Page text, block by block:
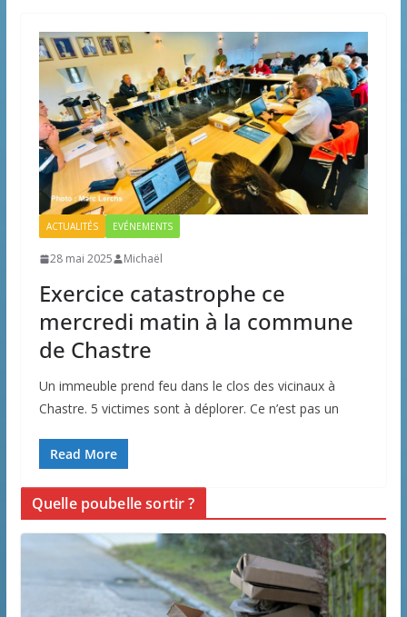
ACTUALITÉS EVÉNEMENTS
28 mai 2025 Michaël
Exercice catastrophe ce
mercredi matin à la commune
de Chastre
Un immeuble prend feu dans le clos des vicinaux à
Chastre. 5 victimes sont à déplorer. Ce n’est pas un
Read More
Quelle poubelle sortir ?